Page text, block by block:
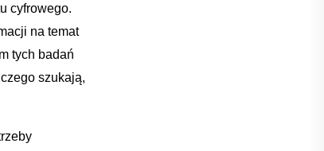
cyfrowego.
na temat
‌tych badań‍
⁢szukają,